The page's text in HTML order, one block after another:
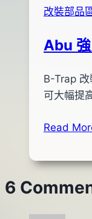
改裝部品
Abu
Bybc
pro-
2012
年
月
日
年
B-Trap
可大幅提
Read
6